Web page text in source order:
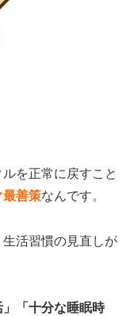
を正常に戻すこと
最善策なんです。
生活習慣の見直しが
」「十分な睡眠時